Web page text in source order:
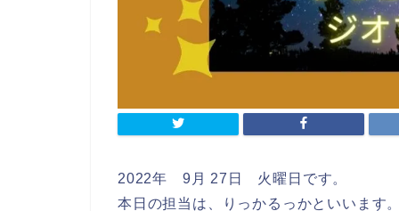
2022年 9月 27日 火曜日です。
本日の担当は、りっかるっかといいます